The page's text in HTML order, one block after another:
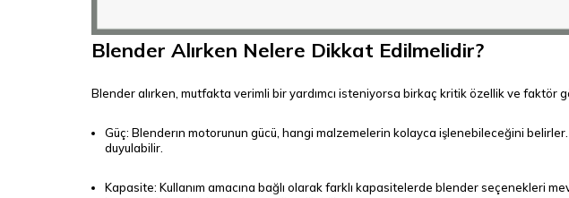
Blender Alırken Nelere Dikkat Edilmelidir?
Blender alırken, mutfakta verimli bir yardımcı isteniyorsa birkaç kritik özellik ve faktör
Güç: Blenderın motorunun gücü, hangi malzemelerin kolayca işlenebileceğini
duyulabilir.
Kapasite: Kullanım amacına bağlı olarak farklı kapasitelerde blender seçenekleri